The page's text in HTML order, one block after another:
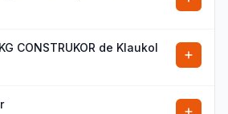
CONSTRUKOR de Klaukol